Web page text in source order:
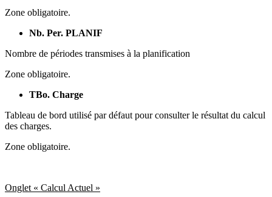
Zone obligatoire.
Nb. Per. PLANIF
Nombre de périodes transmises à la planification
Zone obligatoire.
TBo. Charge
Tableau de bord utilisé par défaut pour consulter le résultat du calcul
des charges.
Zone obligatoire.
Onglet « Calcul Actuel »